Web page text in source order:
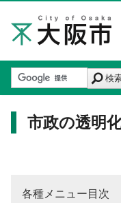
検
市政の透明
各種メニュー目次